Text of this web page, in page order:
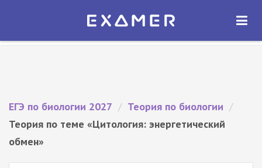
Экзамер — ЕГЭ 2027
ОТКРЫТЬ
ЕГЭ по биологии 2027 / Теория по биологии /
Теория по теме «Цитология: энергетический
обмен»